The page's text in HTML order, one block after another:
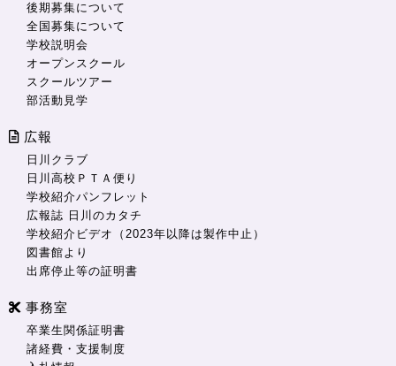
後期募集について
全国募集について
学校説明会
オープンスクール
スクールツアー
部活動見学
広報
日川クラブ
日川高校ＰＴＡ便り
学校紹介パンフレット
広報誌 日川のカタチ
学校紹介ビデオ（2023年以降は製作中止）
図書館より
出席停止等の証明書
事務室
卒業生関係証明書
諸経費・支援制度